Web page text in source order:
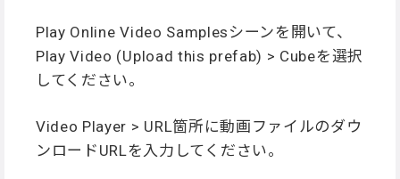
Play Online Video Samplesシーンを開いて、
Play Video (Upload this prefab) > Cubeを選択
してください。
Video Player > URL箇所に動画ファイルのダウ
ンロードURLを入力してください。